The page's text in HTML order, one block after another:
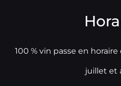
100 % vin passe en
juillet et